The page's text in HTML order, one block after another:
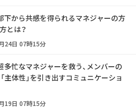
下から共感を得られるマネジャーの方
とは？
24日 07時15分
多忙なマネジャーを救う、メンバーの
「主体性」を引き出すコミュニケーショ
19日 07時15分